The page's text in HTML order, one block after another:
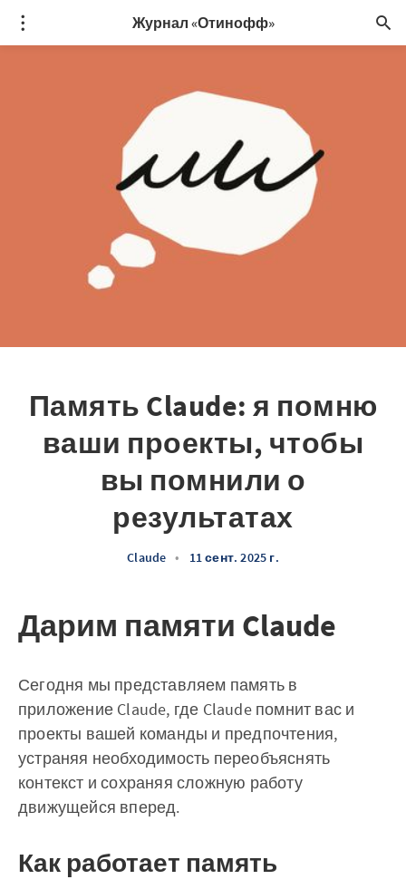
Журнал «Отинофф»
Память Claude: я помню
ваши проекты, чтобы
вы помнили о
результатах
Claude • 11 сент. 2025 г.
Дарим памяти Claude
Сегодня мы представляем память в
приложение Claude, где Claude помнит вас и
проекты вашей команды и предпочтения,
устраняя необходимость переобъяснять
контекст и сохраняя сложную работу
движущейся вперед.
Как работает память